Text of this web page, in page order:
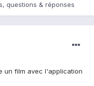
questions & réponses
un film avec l'application